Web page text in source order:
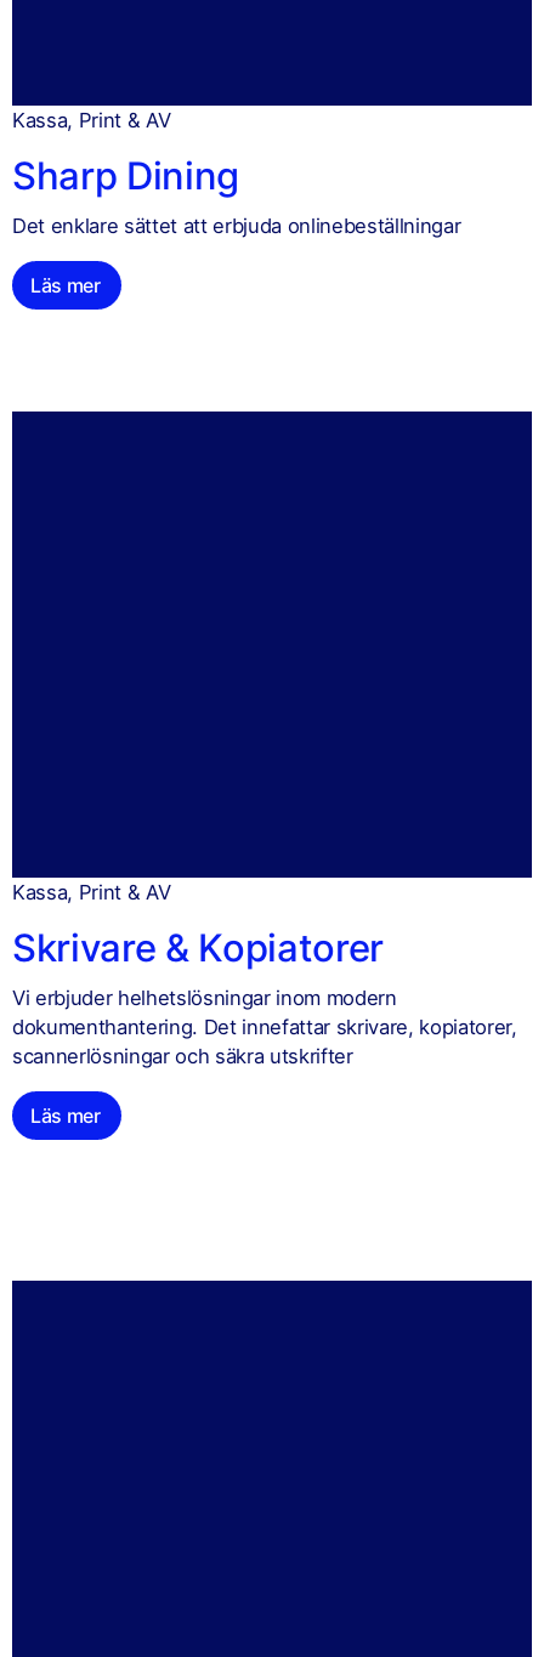
Kassa, Print & AV
Sharp Dining
Det enklare sättet att erbjuda onlinebeställningar
Läs mer
Kassa, Print & AV
Skrivare & Kopiatorer
Vi erbjuder helhetslösningar inom modern
dokumenthantering. Det innefattar skrivare, kopiatorer,
scannerlösningar och säkra utskrifter
Läs mer